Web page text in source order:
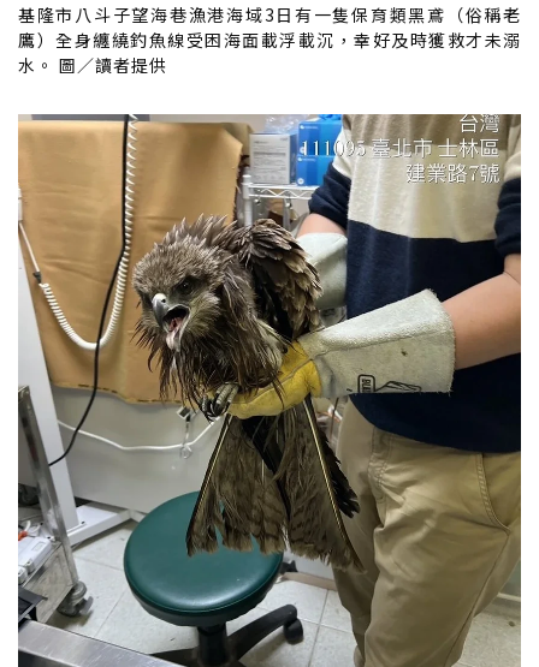
基隆市八斗子望海巷漁港海域3日有一隻保育類黑鳶（俗稱老
鷹）全身纏繞釣魚線受困海面載浮載沉，幸好及時獲救才未溺
水。 圖／讀者提供